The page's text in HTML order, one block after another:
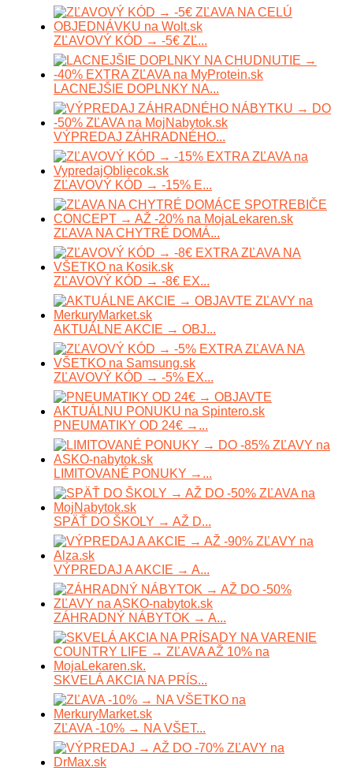
ZĽAVOVÝ KÓD → -5€ ZĽ...
LACNEJŠIE DOPLNKY NA...
VÝPREDAJ ZÁHRADNÉHO...
ZĽAVOVÝ KÓD → -15% E...
ZĽAVA NA CHYTRÉ DOMÁ...
ZĽAVOVÝ KÓD → -8€ EX...
AKTUÁLNE AKCIE → OBJ...
ZĽAVOVÝ KÓD → -5% EX...
PNEUMATIKY OD 24€ →...
LIMITOVANÉ PONUKY →...
SPÄŤ DO ŠKOLY → AŽ D...
VÝPREDAJ A AKCIE → A...
ZÁHRADNÝ NÁBYTOK → A...
SKVELÁ AKCIA NA PRÍS...
ZĽAVA -10% → NA VŠET...